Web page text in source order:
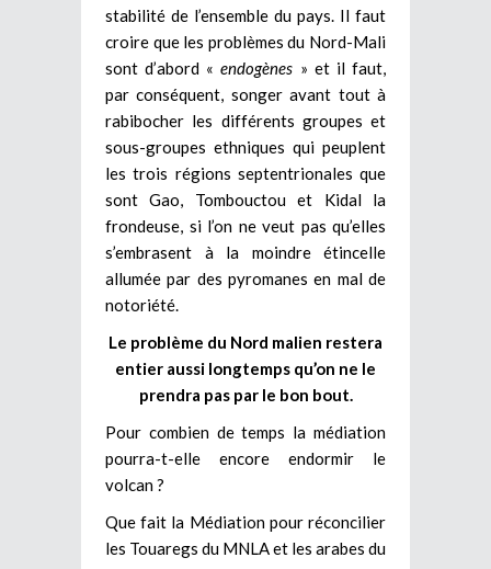
stabilité de l’ensemble du pays. Il faut
croire que les problèmes du Nord-Mali
sont d’abord «endogènes » et il faut,
par conséquent, songer avant tout à
rabibocher les différents groupes et
sous-groupes ethniques qui peuplent
les trois régions septentrionales que
sont Gao, Tombouctou et Kidal la
frondeuse, si l’on ne veut pas qu’elles
s’embrasent à la moindre étincelle
allumée par des pyromanes en mal de
notoriété.
Le problème du Nord malien restera
entier aussi longtemps qu’on ne le
prendra pas par le bon bout.
Pour combien de temps la médiation
pourra-t-elle encore endormir le
volcan ?
Que fait la Médiation pour réconcilier
les Touaregs du MNLA et les arabes du